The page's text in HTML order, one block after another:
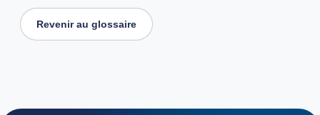
Revenir au glossaire